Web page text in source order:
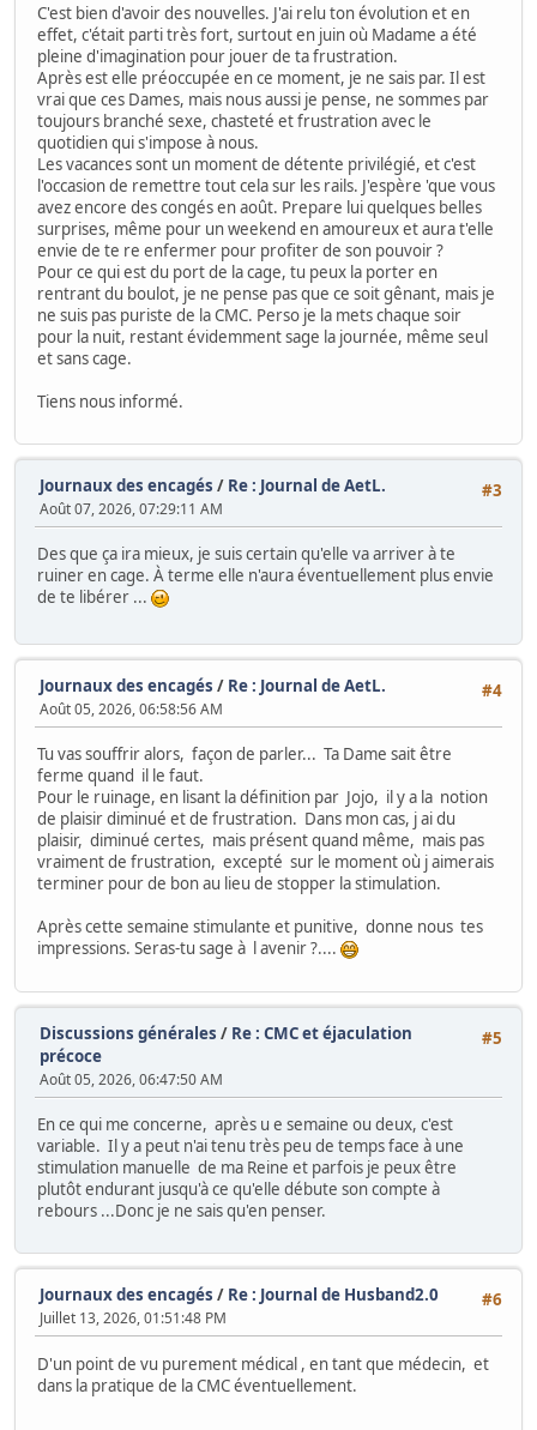
C'est bien d'avoir des nouvelles. J'ai relu ton évolution et en
effet, c'était parti très fort, surtout en juin où Madame a été
pleine d'imagination pour jouer de ta frustration.
Après est elle préoccupée en ce moment, je ne sais par. Il est
vrai que ces Dames, mais nous aussi je pense, ne sommes par
toujours branché sexe, chasteté et frustration avec le
quotidien qui s'impose à nous.
Les vacances sont un moment de détente privilégié, et c'est
l'occasion de remettre tout cela sur les rails. J'espère 'que vous
avez encore des congés en août. Prepare lui quelques belles
surprises, même pour un weekend en amoureux et aura t'elle
envie de te re enfermer pour profiter de son pouvoir ?
Pour ce qui est du port de la cage, tu peux la porter en
rentrant du boulot, je ne pense pas que ce soit gênant, mais je
ne suis pas puriste de la CMC. Perso je la mets chaque soir
pour la nuit, restant évidemment sage la journée, même seul
et sans cage.
Tiens nous informé.
#3
Journaux des encagés / Re : Journal de AetL.
Août 07, 2026, 07:29:11 AM
Des que ça ira mieux, je suis certain qu'elle va arriver à te
ruiner en cage. À terme elle n'aura éventuellement plus envie
de te libérer ...
#4
Journaux des encagés / Re : Journal de AetL.
Août 05, 2026, 06:58:56 AM
Tu vas souffrir alors, façon de parler... Ta Dame sait être
ferme quand il le faut.
Pour le ruinage, en lisant la définition par Jojo, il y a la notion
de plaisir diminué et de frustration. Dans mon cas, j ai du
plaisir, diminué certes, mais présent quand même, mais pas
vraiment de frustration, excepté sur le moment où j aimerais
terminer pour de bon au lieu de stopper la stimulation.
Après cette semaine stimulante et punitive, donne nous tes
impressions. Seras-tu sage à l avenir ?....
#5
Discussions générales / Re : CMC et éjaculation
précoce
Août 05, 2026, 06:47:50 AM
En ce qui me concerne, après u e semaine ou deux, c'est
variable. Il y a peut n'ai tenu très peu de temps face à une
stimulation manuelle de ma Reine et parfois je peux être
plutôt endurant jusqu'à ce qu'elle débute son compte à
rebours ...Donc je ne sais qu'en penser.
#6
Journaux des encagés / Re : Journal de Husband2.0
Juillet 13, 2026, 01:51:48 PM
D'un point de vu purement médical , en tant que médecin, et
dans la pratique de la CMC éventuellement.